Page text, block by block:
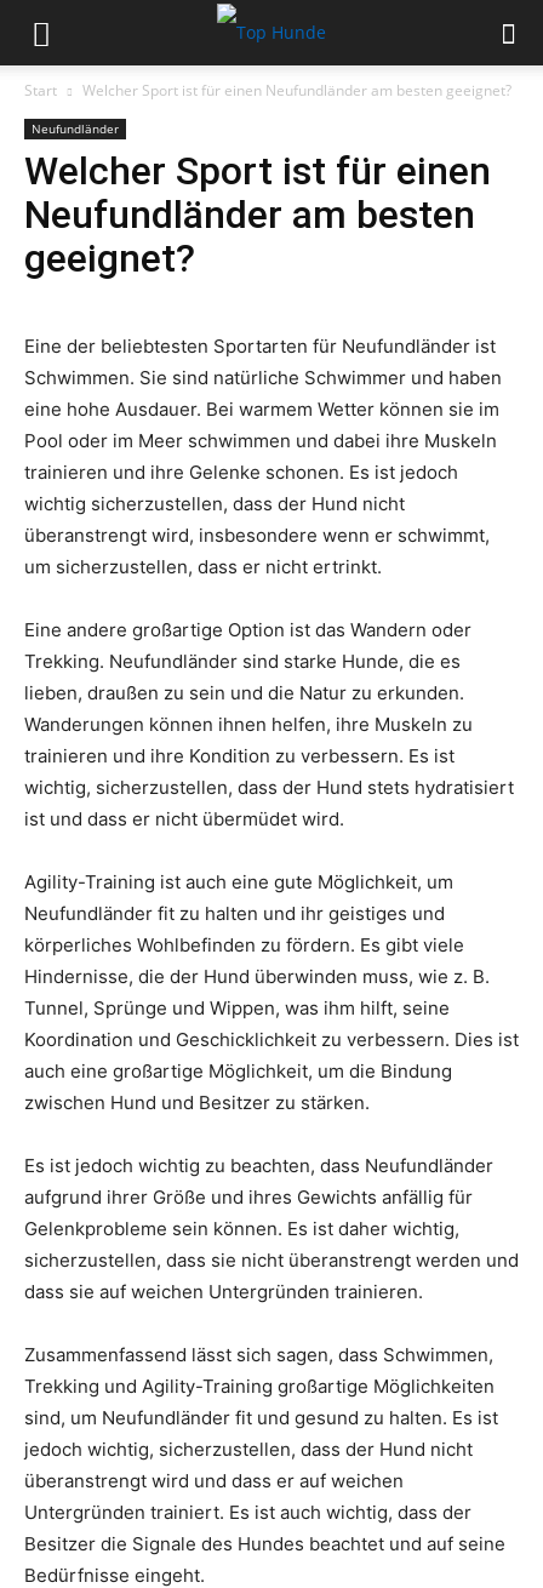
Start Welcher Sport ist für einen Neufundländer am besten geeignet?
Neufundländer
Welcher Sport ist für einen
Neufundländer am besten
geeignet?
Eine der beliebtesten Sportarten für Neufundländer ist
Schwimmen. Sie sind natürliche Schwimmer und haben
eine hohe Ausdauer. Bei warmem Wetter können sie im
Pool oder im Meer schwimmen und dabei ihre Muskeln
trainieren und ihre Gelenke schonen. Es ist jedoch
wichtig sicherzustellen, dass der Hund nicht
überanstrengt wird, insbesondere wenn er schwimmt,
um sicherzustellen, dass er nicht ertrinkt.
Eine andere großartige Option ist das Wandern oder
Trekking. Neufundländer sind starke Hunde, die es
lieben, draußen zu sein und die Natur zu erkunden.
Wanderungen können ihnen helfen, ihre Muskeln zu
trainieren und ihre Kondition zu verbessern. Es ist
wichtig, sicherzustellen, dass der Hund stets hydratisiert
ist und dass er nicht übermüdet wird.
Agility-Training ist auch eine gute Möglichkeit, um
Neufundländer fit zu halten und ihr geistiges und
körperliches Wohlbefinden zu fördern. Es gibt viele
Hindernisse, die der Hund überwinden muss, wie z. B.
Tunnel, Sprünge und Wippen, was ihm hilft, seine
Koordination und Geschicklichkeit zu verbessern. Dies ist
auch eine großartige Möglichkeit, um die Bindung
zwischen Hund und Besitzer zu stärken.
Es ist jedoch wichtig zu beachten, dass Neufundländer
aufgrund ihrer Größe und ihres Gewichts anfällig für
Gelenkprobleme sein können. Es ist daher wichtig,
sicherzustellen, dass sie nicht überanstrengt werden und
dass sie auf weichen Untergründen trainieren.
Zusammenfassend lässt sich sagen, dass Schwimmen,
Trekking und Agility-Training großartige Möglichkeiten
sind, um Neufundländer fit und gesund zu halten. Es ist
jedoch wichtig, sicherzustellen, dass der Hund nicht
überanstrengt wird und dass er auf weichen
Untergründen trainiert. Es ist auch wichtig, dass der
Besitzer die Signale des Hundes beachtet und auf seine
Bedürfnisse eingeht.